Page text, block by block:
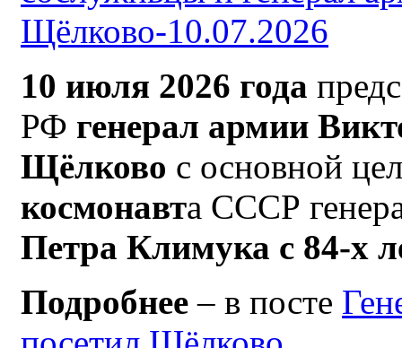
10 июля 2026 года
РФ генерал армии
Щёлково с основной
космонавта СССР
Петра Климука с 84-х
Подробнее – в посте